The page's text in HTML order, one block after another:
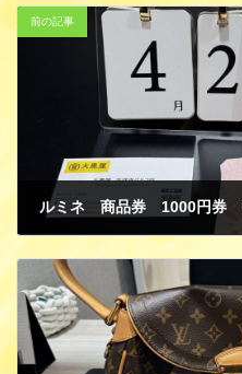
前の記事
ルミネ 商品券 1000円券